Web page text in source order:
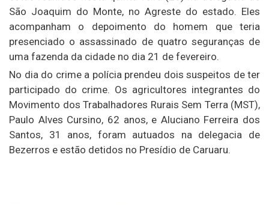
São Joaquim do Monte, no Agreste do estado. Eles
acompanham o depoimento do homem que teria
presenciado o assassinado de quatro seguranças de
uma fazenda da cidade no dia 21 de fevereiro.
No dia do crime a polícia prendeu dois suspeitos de ter
participado do crime. Os agricultores integrantes do
Movimento dos Trabalhadores Rurais Sem Terra (MST),
Paulo Alves Cursino, 62 anos, e Aluciano Ferreira dos
Santos, 31 anos, foram autuados na delegacia de
Bezerros e estão detidos no Presídio de Caruaru.